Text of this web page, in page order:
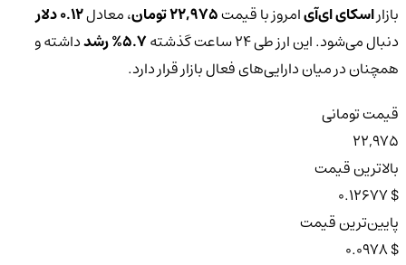
بازاراسکای ای‌آیامروز با قیمت22,975 تومان ، معادل0.12 دلار
دنبال می‌شود. این ارز طی ۲۴ ساعت گذشته
5.7% رشدداشته و
همچنان در میان دارایی‌های فعال بازار قرار دارد.
قیمت تومانی
22,975
بالاترین قیمت
$ 0.12677
پایین‌ترین قیمت
$ 0.0978